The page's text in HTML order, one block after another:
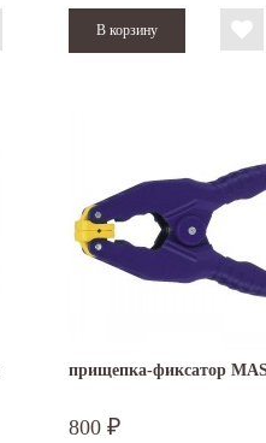
прищепка-фиксатор
800 ₽